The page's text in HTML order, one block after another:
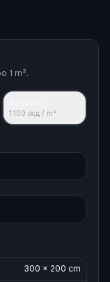
1 m².
1.100 рсд / m²
300 × 200 cm